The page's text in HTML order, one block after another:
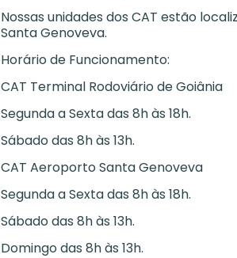
Nossas unidades dos CAT estão
Santa Genoveva.
Horário de Funcionamento:
CAT Terminal Rodoviário de Goiânia
Segunda a Sexta das 8h às 18h.
Sábado das 8h às 13h.
CAT Aeroporto Santa Genoveva
Segunda a Sexta das 8h às 18h.
Sábado das 8h às 13h.
Domingo das 8h às 13h.